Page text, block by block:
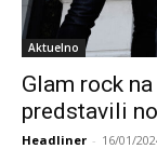
Aktuelno
Glam rock
predstavili
Headliner - 16/01/